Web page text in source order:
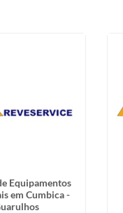
Equipamentos
em Cumbica -